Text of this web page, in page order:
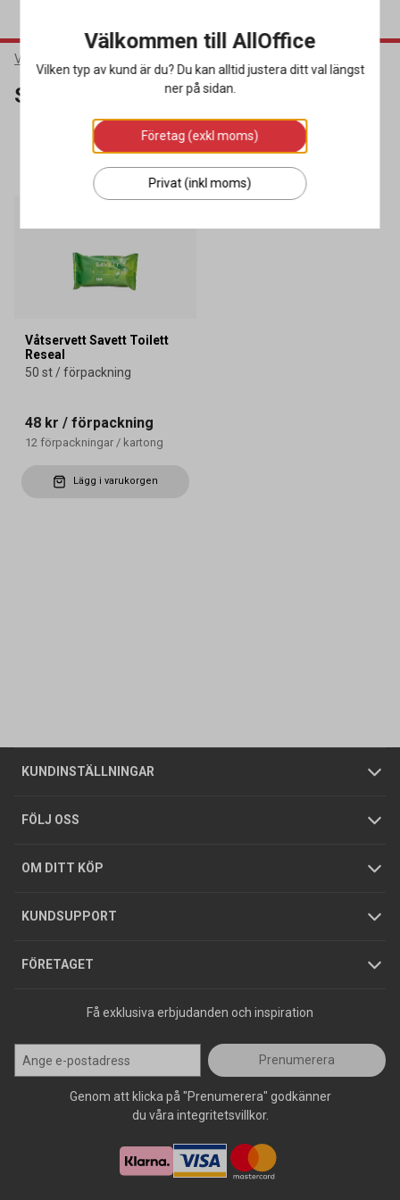
Varumärken
Savett
SORTERA
1 produkter
Våtservett Savett Toilett
Reseal
50 st / förpackning
48 kr / förpackning
12 förpackningar / kartong
Lägg i varukorgen
KUNDINSTÄLLNINGAR
Företagskund / Privatkund
FÖLJ OSS
OM DITT KÖP
Allmänna försäljningsvillkor
Integritetspolicy
GDPR
KUNDSUPPORT
Butiker
Foldrar och kataloger
Köpguider
Varumärken
FÖRETAGET
Om oss
Tjänster
Hållbarhet
Jobba hos oss
Press
Få exklusiva erbjudanden och inspiration
Prenumerera
Genom att klicka på "Prenumerera" godkänner
du våra integritetsvillkor.
Välkommen till AllOffice
Vilken typ av kund är du? Du kan alltid justera ditt val längst
ner på sidan.
Företag (exkl moms)
Privat (inkl moms)